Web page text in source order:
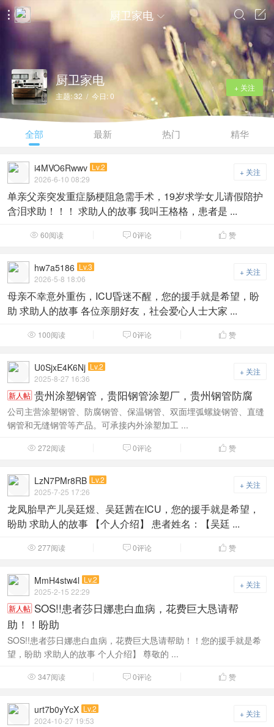
 厨卫家电  

+ 关注
厨卫家电
主题: 32 / 今日: 0
全部 最新 热门 精华
+ 关注
i4MVO6Rwwv Lv.2
2026-6-10 08:29
单亲父亲突发重症肠梗阻急需手术，19岁求学女儿请假陪护
含泪求助！！！ 求助人的故事 我叫王格格，患者是 ...
 60阅读  0评论  赞
+ 关注
hw7a5186 Lv.3
2026-5-8 18:06
母亲不幸意外重伤，ICU昏迷不醒，您的援手就是希望，盼
助 求助人的故事 各位亲朋好友，社会爱心人士大家 ...
 100阅读  0评论  赞
+ 关注
U0SjxE4K6Nj Lv.2
2025-8-27 16:36
新人帖 贵州涂塑钢管，贵阳钢管涂塑厂，贵州钢管防腐
公司主营涂塑钢管、防腐钢管、保温钢管、双面埋弧螺旋钢管、直缝
钢管和无缝钢管等产品。可承接内外涂塑加工 ...
 272阅读  0评论  赞
+ 关注
LzN7PMr8RB Lv.2
2025-7-25 17:26
龙凤胎早产儿吴廷煜、吴廷茜在ICU，您的援手就是希望，
盼助 求助人的故事 【个人介绍】 患者姓名：【吴廷 ...
 277阅读  0评论  赞
+ 关注
MmH4stw4l Lv.2
2025-2-15 22:29
新人帖 SOS!!患者莎日娜患白血病，花费巨大恳请帮
助！！盼助
SOS!!患者莎日娜患白血病，花费巨大恳请帮助！！您的援手就是希
望，盼助 求助人的故事 个人介绍】 尊敬的 ...
 347阅读  0评论  赞
+ 关注
urt7b0yYcX Lv.2
2024-10-27 19:53